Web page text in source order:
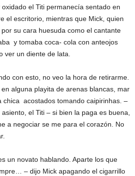
el Titi permanecía sentado en
el escritorio, mientras que Mick, quien
su cara huesuda como el cantante
y tomaba coca- cola con anteojos
ver un diente de lata.
con esto, no veo la hora de retirarme.
alguna playita de arenas blancas, mar
chica acostados tomando caipirinhas. –
el Titi – si bien la paga es buena,
a negociar se me para el corazón. No
un novato hablando. Aparte los que
– dijo Mick apagando el cigarrillo